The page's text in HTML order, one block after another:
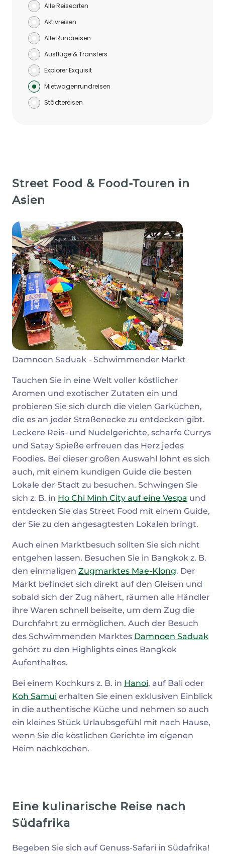
Alle Reisearten
Aktivreisen
Alle Rundreisen
Ausflüge & Transfers
Explorer Exquisit
Mietwagenrundreisen
Städtereisen
Street Food & Food-Touren in
Asien
Damnoen Saduak - Schwimmender Markt
Tauchen Sie in eine Welt voller köstlicher
Aromen und exotischer Zutaten ein und
probieren Sie sich durch die vielen Garküchen,
die es an jeder Straßenecke zu entdecken gibt.
Leckere Reis- und Nudelgerichte, scharfe Currys
und Satay Spieße erfreuen das Herz jedes
Foodies. Bei dieser großen Auswahl lohnt es sich
auch, mit einem kundigen Guide die besten
Lokale der Stadt zu besuchen. Schwingen Sie
sich z. B. in Ho Chi Minh City auf eine Vespa und
entdecken Sie das Street Food mit einem Guide,
der Sie zu den angesagtesten Lokalen bringt.
Auch einen Marktbesuch sollten Sie sich nicht
entgehen lassen. Besuchen Sie in Bangkok z. B.
den einmaligen Zugmarktes Mae-Klong. Der
Markt befindet sich direkt auf den Gleisen und
sobald sich der Zug nähert, räumen alle Händler
ihre Waren schnell beiseite, um dem Zug die
Durchfahrt zu ermöglichen. Auch der Besuch
des Schwimmenden Marktes Damnoen Saduak
gehört zu den Highlights eines Bangkok
Aufenthaltes.
Bei einem Kochkurs z. B. in Hanoi, auf Bali oder
Koh Samui erhalten Sie einen exklusiven Einblick
in die authentische Küche und nehmen so auch
ein kleines Stück Urlaubsgefühl mit nach Hause,
wenn Sie die köstlichen Gerichte im eigenen
Heim nachkochen.
Eine kulinarische Reise nach
Südafrika
Begeben Sie sich auf Genuss-Safari in Südafrika!